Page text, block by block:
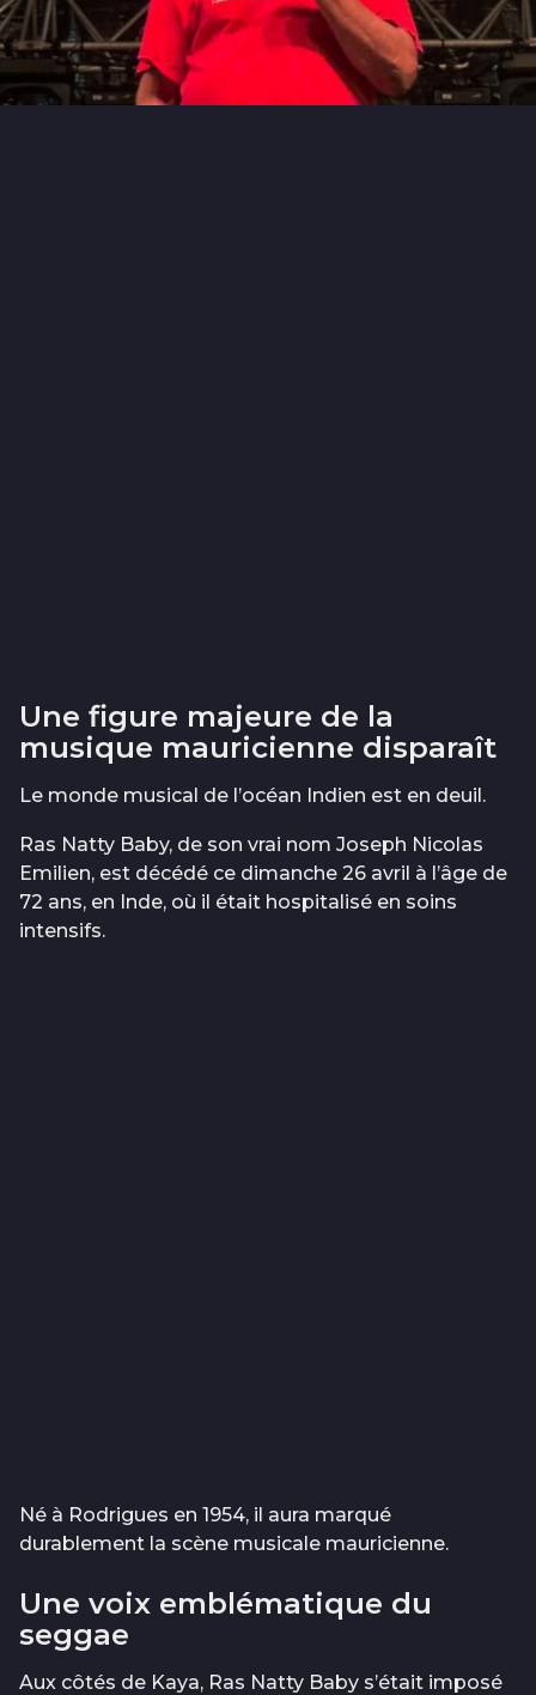
Une figure majeure de la
musique mauricienne disparaît
Le monde musical de l’océan Indien est en deuil.
Ras Natty Baby, de son vrai nom Joseph Nicolas
Emilien, est décédé ce dimanche 26 avril à l’âge de
72 ans, en Inde, où il était hospitalisé en soins
intensifs.
Né à Rodrigues en 1954, il aura marqué
durablement la scène musicale mauricienne.
Une voix emblématique du
seggae
Aux côtés de Kaya, Ras Natty Baby s’était imposé